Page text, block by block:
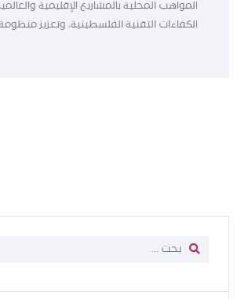
المواهب المحلية بالمشاريع الإقليمية
الكفاءات التقنية الفلسطينية، وتعزيز منظومة